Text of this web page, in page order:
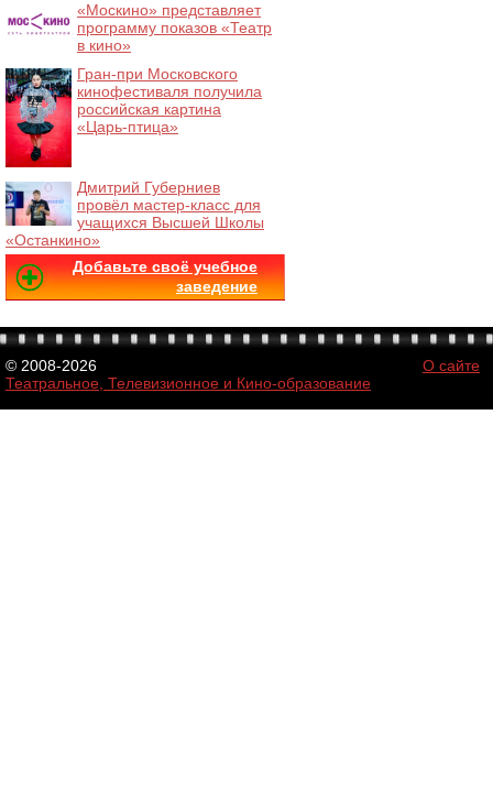
«Москино» представляет
программу показов «Театр
в кино»
Гран-при Московского
кинофестиваля получила
российская картина
«Царь-птица»
Дмитрий Губерниев
провёл мастер-класс для
учащихся Высшей Школы
«Останкино»
Добавьте своё учебное
заведение
© 2008-2026
Театральное, Телевизионное и Кино-образование
О сайте